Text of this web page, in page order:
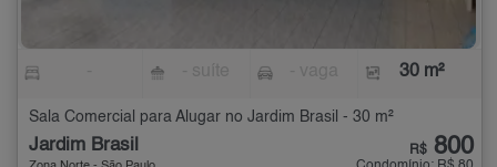
30 m²
Sala Comercial para Alugar no Jardim Brasil - 30 m²
Jardim Brasil R$ 800